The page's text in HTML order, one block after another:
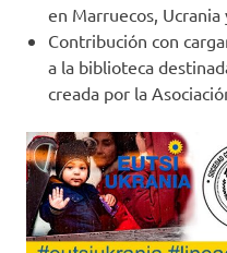
en Marruecos, Ucrania
Contribución con
a la biblioteca
creada por la